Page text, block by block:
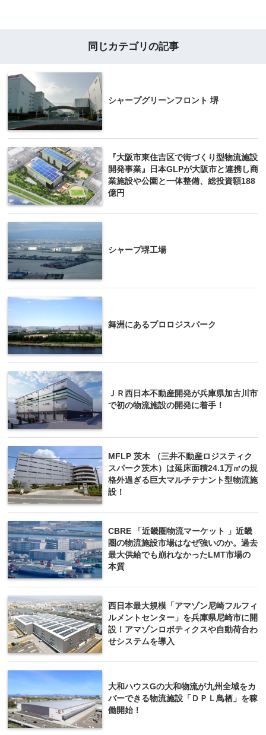
同じカテゴリの記事
シャープグリーンフロント 堺
『大阪市東住吉区で街づくり型物流施設
開発事業』日本GLPが大阪市と連携し商
業施設や公園と一体整備、総投資額188
億円
シャープ堺工場
舞洲にあるプロロジスパーク
ＪＲ西日本不動産開発が兵庫県加古川市
で初の物流施設の開発に着手！
MFLP 茨木 （三井不動産ロジスティク
スパーク茨木）は延床面積24.1万㎡の規
格外過ぎる巨大マルチテナント型物流施
設！
CBRE 「近畿圏物流マーケット 」近畿
圏の物流施設市場はなぜ強いのか。過去
最大供給でも崩れなかったLMT市場の
本質
西日本最大規模「アマゾン尼崎フルフィ
ルメントセンター」を兵庫県尼崎市に開
設！アマゾンロボティクスや自動荷合わ
せシステムを導入
大和ハウスGの大和物流が九州全域をカ
バーできる物流施設「ＤＰＬ鳥栖」を稼
働開始！